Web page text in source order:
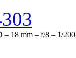
– 18 mm – f/8 – 1/200